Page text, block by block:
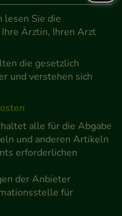
lesen Sie die
Ärztin, Ihren Arzt
die gesetzlich
und verstehen sich
alle für die Abgabe
und anderen Artikeln
erforderlichen
der Anbieter
für